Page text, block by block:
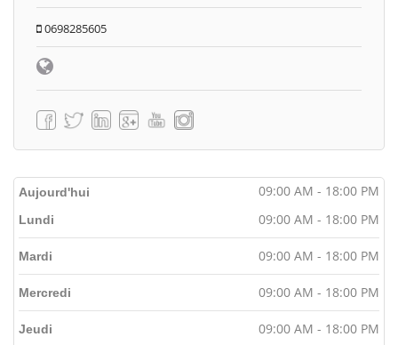
0698285605
Aujourd'hui 09:00 AM - 18:00 PM
Lundi 09:00 AM - 18:00 PM
Mardi 09:00 AM - 18:00 PM
Mercredi 09:00 AM - 18:00 PM
Jeudi 09:00 AM - 18:00 PM